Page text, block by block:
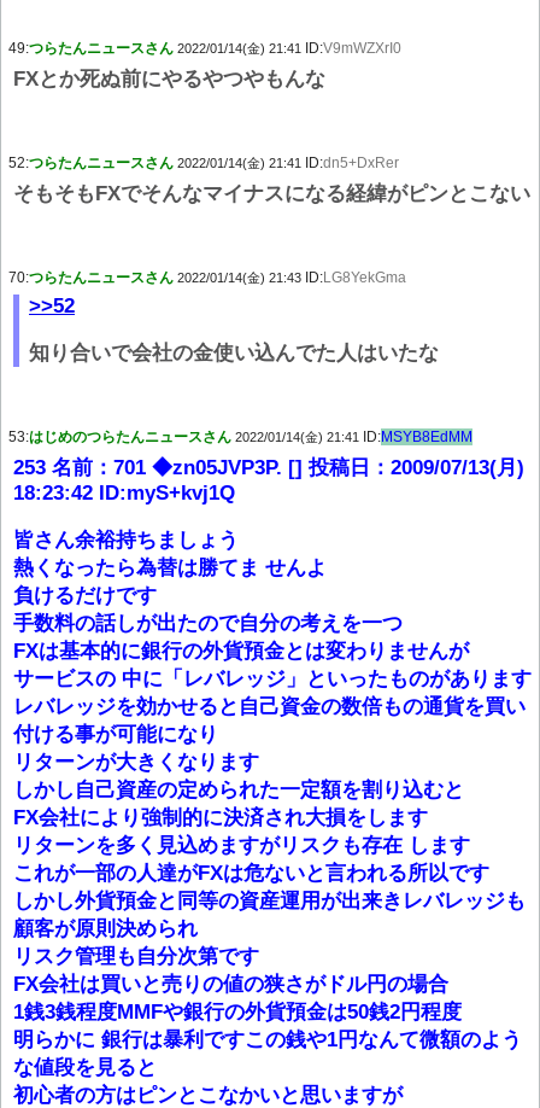
49:つらたんニュースさん 2022/01/14(金) 21:41 ID:V9mWZXrI0
FXとか死ぬ前にやるやつやもんな
52:つらたんニュースさん 2022/01/14(金) 21:41 ID:dn5+DxRer
そもそもFXでそんなマイナスになる経緯がピンとこない
70:つらたんニュースさん 2022/01/14(金) 21:43 ID:LG8YekGma
>>52
知り合いで会社の金使い込んでた人はいたな
53:はじめのつらたんニュースさん 2022/01/14(金) 21:41 ID:MSYB8EdMM
253 名前：701 ◆zn05JVP3P. [] 投稿日：2009/07/13(月)
18:23:42 ID:myS+kvj1Q
皆さん余裕持ちましょう
熱くなったら為替は勝てま せんよ
負けるだけです
手数料の話しが出たので自分の考えを一つ
FXは基本的に銀行の外貨預金とは変わりませんが
サービスの 中に「レバレッジ」といったものがあります
レバレッジを効かせると自己資金の数倍もの通貨を買い
付ける事が可能になり
リターンが大きくなります
しかし自己資産の定められた一定額を割り込むと
FX会社により強制的に決済され大損をします
リターンを多く見込めますがリスクも存在 します
これが一部の人達がFXは危ないと言われる所以です
しかし外貨預金と同等の資産運用が出来きレバレッジも
顧客が原則決められ
リスク管理も自分次第です
FX会社は買いと売りの値の狭さがドル円の場合
1銭3銭程度MMFや銀行の外貨預金は50銭2円程度
明らかに 銀行は暴利ですこの銭や1円なんて微額のよう
な値段を見ると
初心者の方はピンとこなかいと思いますが